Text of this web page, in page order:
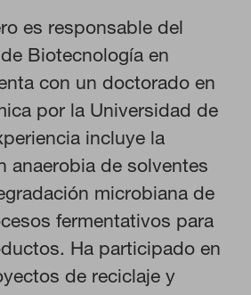
es responsable del
Biotecnología en
con un doctorado en
por la Universidad de
incluye la
anaerobia de solventes
microbiana de
fermentativos para
Ha participado en
de reciclaje y
DE COOKIES
TODO
TODO